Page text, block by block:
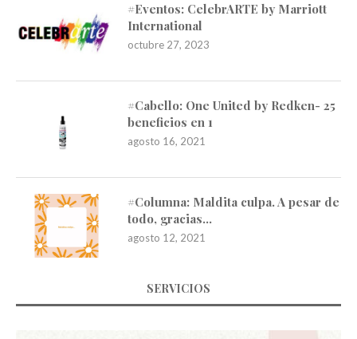
#Eventos: CelebrARTE by Marriott
International
octubre 27, 2023
#Cabello: One United by Redken- 25
beneficios en 1
agosto 16, 2021
#Columna: Maldita culpa. A pesar de
todo, gracias…
agosto 12, 2021
SERVICIOS